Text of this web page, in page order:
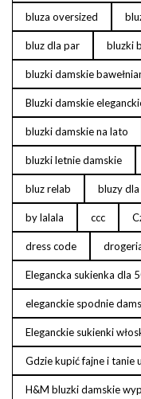
bluza oversized
bluz dla par bluzki
bluzki damskie
Bluzki damskie
bluzki damskie na lato
bluzki letnie damskie
bluz relab bluzy
by lalala ccc
dress code
Elegancka sukienka dla
eleganckie spodnie
Eleganckie sukienki
Gdzie kupić fajne i tanie
H&M bluzki damskie